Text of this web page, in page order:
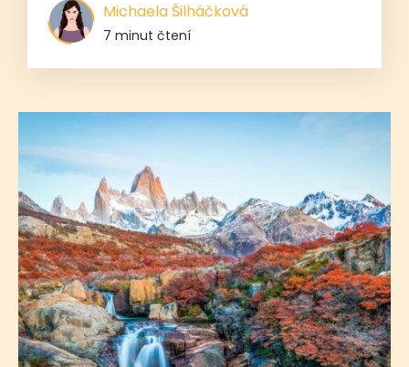
Michaela Šilháčková
7 minut čtení